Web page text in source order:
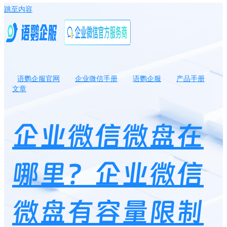
跳至内容
语鹦企服官网 企业微信手册 语鹦企服
产品手册
文章
企业微信微盘在
哪里？企业微信
微盘有容量限制